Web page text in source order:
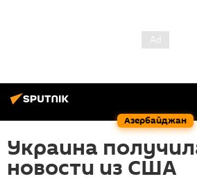
Азербайджан
Украина
новости из США